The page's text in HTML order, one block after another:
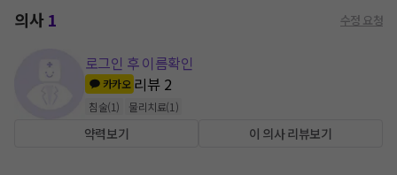
의사1 수정 요청
로그인 후 이름확인
카카오 리뷰 2
침술(1) 물리치료(1 )
약력보기 이 의사 리뷰보기